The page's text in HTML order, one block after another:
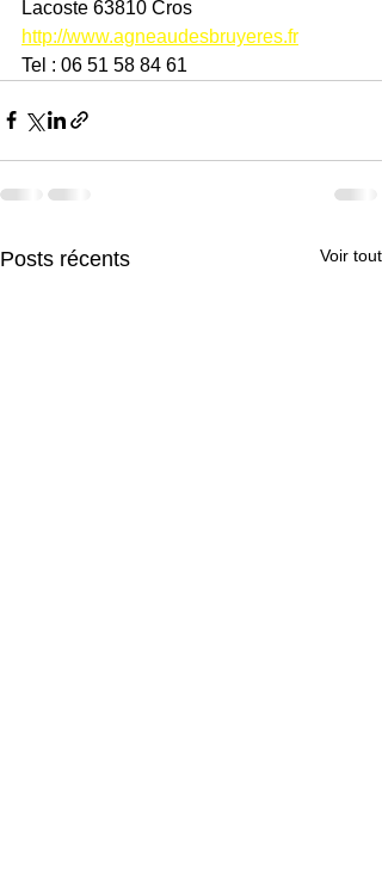
Lacoste 63810 Cros
http://www.agneaudesbruyeres.fr
Tel : 06 51 58 84 61
Posts récents Voir tout